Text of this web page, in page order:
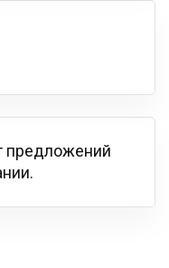
предложений